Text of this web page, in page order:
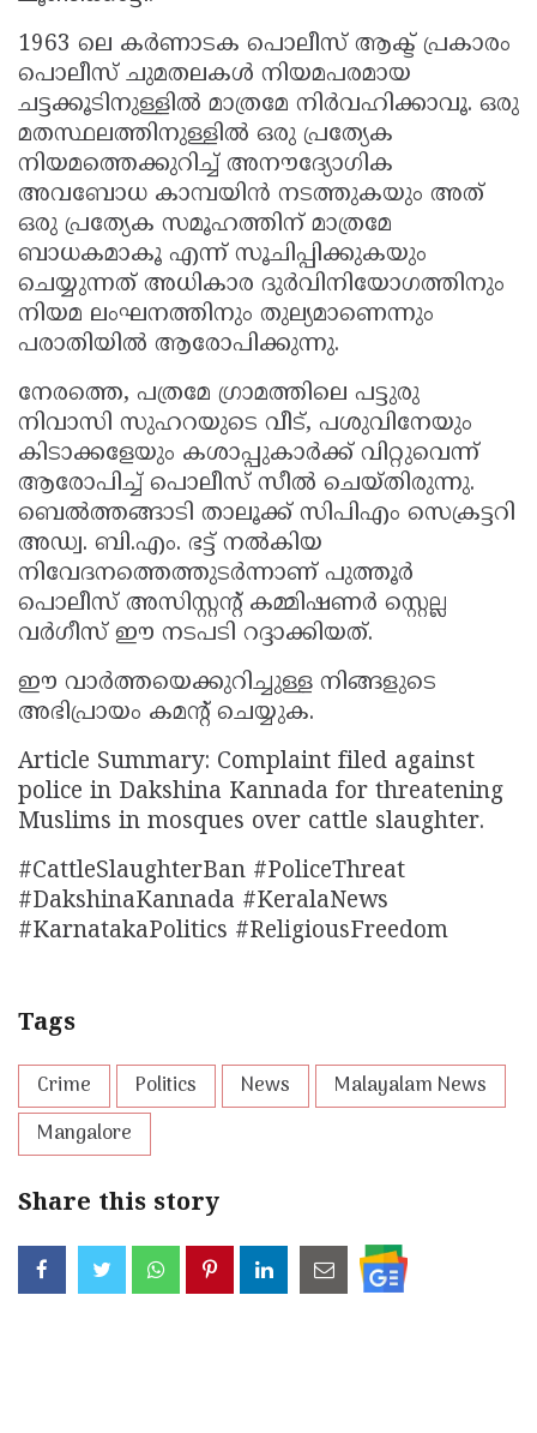
1963 ലെ കർണാടക പൊലീസ് ആക്ട് പ്രകാരം
പൊലീസ് ചുമതലകൾ നിയമപരമായ
ചട്ടക്കൂടിനുള്ളിൽ മാത്രമേ നിർവഹിക്കാവൂ. ഒരു
മതസ്ഥലത്തിനുള്ളിൽ ഒരു പ്രത്യേക
നിയമത്തെക്കുറിച്ച് അനൗദ്യോഗിക
അവബോധ കാമ്പയിൻ നടത്തുകയും അത്
ഒരു പ്രത്യേക സമൂഹത്തിന് മാത്രമേ
ബാധകമാകൂ എന്ന് സൂചിപ്പിക്കുകയും
ചെയ്യുന്നത് അധികാര ദുർവിനിയോഗത്തിനും
നിയമ ലംഘനത്തിനും തുല്യമാണെന്നും
പരാതിയിൽ ആരോപിക്കുന്നു.
നേരത്തെ, പത്രമേ ഗ്രാമത്തിലെ പട്ടുരു
നിവാസി സുഹറയുടെ വീട്, പശുവിനേയും
കിടാക്കളേയും കശാപ്പുകാർക്ക് വിറ്റുവെന്ന്
ആരോപിച്ച് പൊലീസ് സീൽ ചെയ്തിരുന്നു.
ബെൽത്തങ്ങാടി താലൂക്ക് സിപിഎം സെക്രട്ടറി
അഡ്വ. ബി.എം. ഭട്ട് നൽകിയ
നിവേദനത്തെത്തുടർന്നാണ് പുത്തൂർ
പൊലീസ് അസിസ്റ്റന്റ് കമ്മിഷണർ സ്റ്റെല്ല
വർഗീസ് ഈ നടപടി റദ്ദാക്കിയത്.
ഈ വാർത്തയെക്കുറിച്ചുള്ള നിങ്ങളുടെ
അഭിപ്രായം കമൻ്റ് ചെയ്യുക.
Article Summary: Complaint filed against
police in Dakshina Kannada for threatening
Muslims in mosques over cattle slaughter.
#CattleSlaughterBan #PoliceThreat
#DakshinaKannada #KeralaNews
#KarnatakaPolitics #ReligiousFreedom
Tags
Crime Politics News
Malayalam News
Mangalore
Share this story